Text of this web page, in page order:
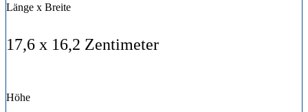
Länge x Breite
17,6 x 16,2 Zentimeter
Höhe